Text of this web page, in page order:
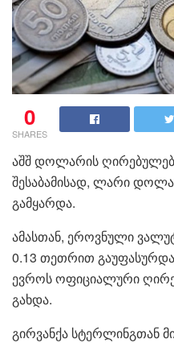
0
SHARES
აშშ დოლარის
შესაბამისად, ლარი
გამყარდა.
ამასთან, ეროვნული
0.13 თეთრით
ევროს ოფიციალური
გახდა.
გირვანქა სტერლინგთან